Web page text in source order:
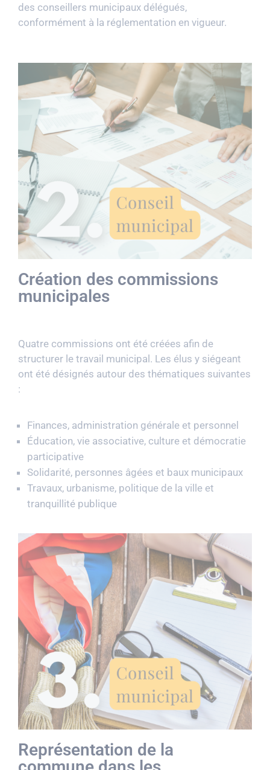
des conseillers municipaux délégués,
conformément à la réglementation en vigueur.
Création des commissions
municipales
Quatre commissions ont été créées afin de
structurer le travail municipal. Les élus y siégeant
ont été désignés autour des thématiques suivantes
:
Finances, administration générale et personnel
Éducation, vie associative, culture et démocratie
participative
Solidarité, personnes âgées et baux municipaux
Travaux, urbanisme, politique de la ville et
tranquillité publique
Représentation de la